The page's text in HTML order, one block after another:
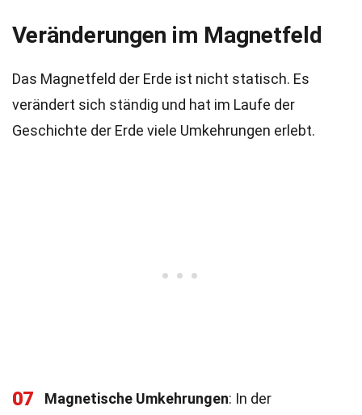
Veränderungen im Magnetfeld
Das Magnetfeld der Erde ist nicht statisch. Es
verändert sich ständig und hat im Laufe der
Geschichte der Erde viele Umkehrungen erlebt.
07 Magnetische Umkehrungen: In der